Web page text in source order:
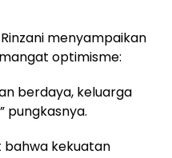
menyampaikan
optimisme:
berdaya, keluarga
pungkasnya.
bahwa kekuatan